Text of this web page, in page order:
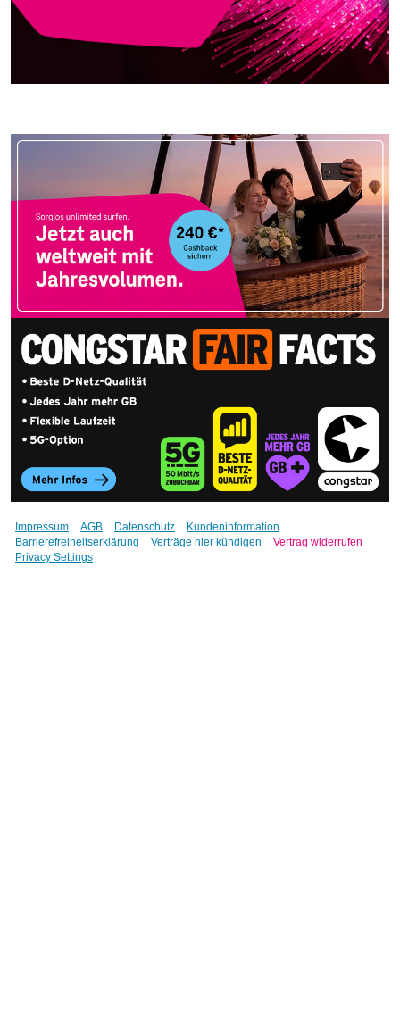
Impressum AGB Datenschutz
Kundeninformation
Barrierefreiheitserklärung
Verträge hier kündigen
Vertrag widerrufen
Privacy Settings